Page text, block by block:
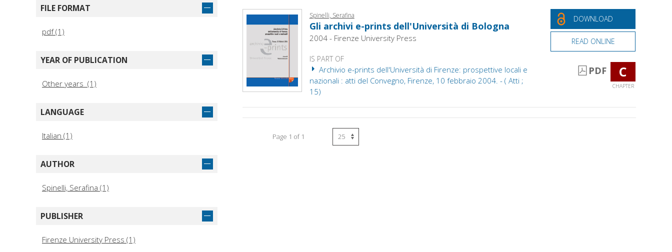
FILE FORMAT
pdf (1)
YEAR OF PUBLICATION
Other years (1)
LANGUAGE
Italian (1)
AUTHOR
Spinelli, Serafina (1)
PUBLISHER
Firenze University Press (1)
Spinelli, Serafina
Gli archivi e-prints dell'Università di Bologna
2004 - Firenze University Press
IS PART OF
Archivio e-prints dell'Università di Firenze: prospettive locali e
nazionali : atti del Convegno, Firenze, 10 febbraio 2004. - ( Atti ;
15)
DOWNLOAD
READ ONLINE
PDF C
CHAPTER
Page 1 of 1